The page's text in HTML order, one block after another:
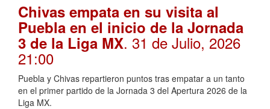
Chivas empata en su visita al
Puebla en el inicio de la Jornada
3 de la Liga MX. 31 de Julio, 2026
21:00
Puebla y Chivas repartieron puntos tras empatar a un tanto
en el primer partido de la Jornada 3 del Apertura 2026 de la
Liga MX.